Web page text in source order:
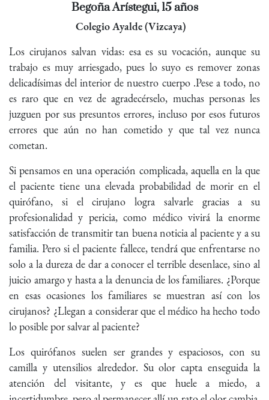
Begoña Arístegui, 15 años
Colegio Ayalde (Vizcaya)
Los cirujanos salvan vidas: esa es su vocación, aunque su
trabajo es muy arriesgado, pues lo suyo es remover zonas
delicadísimas del interior de nuestro cuerpo .Pese a todo, no
es raro que en vez de agradecérselo, muchas personas les
juzguen por sus presuntos errores, incluso por esos futuros
errores que aún no han cometido y que tal vez nunca
cometan.
Si pensamos en una operación complicada, aquella en la que
el paciente tiene una elevada probabilidad de morir en el
quirófano, si el cirujano logra salvarle gracias a su
profesionalidad y pericia, como médico vivirá la enorme
satisfacción de transmitir tan buena noticia al paciente y a su
familia. Pero si el paciente fallece, tendrá que enfrentarse no
solo a la dureza de dar a conocer el terrible desenlace, sino al
juicio amargo y hasta a la denuncia de los familiares. ¿Porque
en esas ocasiones los familiares se muestran así con los
cirujanos? ¿Llegan a considerar que el médico ha hecho todo
lo posible por salvar al paciente?
Los quirófanos suelen ser grandes y espaciosos, con su
camilla y utensilios alrededor. Su olor capta enseguida la
atención del visitante, y es que huele a miedo, a